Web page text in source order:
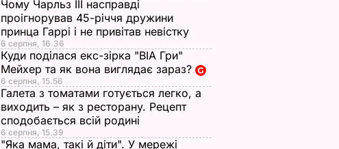
Чому Чарльз III насправді
проігнорував 45-річчя дружини
принца Гаррі і не привітав невістку
6 серпня, 16.36
Куди поділася екс-зірка "ВІА Гри"
Мейхер та як вона виглядає зараз?
6 серпня, 15.56
Галета з томатами готується легко, а
виходить – як з ресторану. Рецепт
сподобається всій родині
6 серпня, 15.39
"Яка мама, такі й діти". У мережі